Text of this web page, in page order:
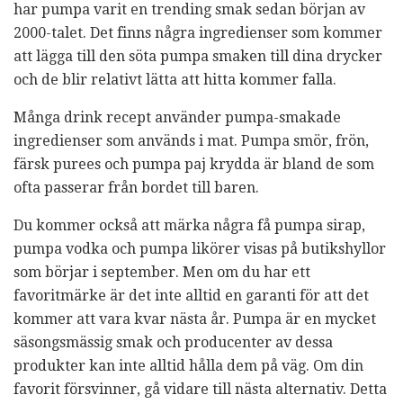
har pumpa varit en trending smak sedan början av
2000-talet. Det finns några ingredienser som kommer
att lägga till den söta pumpa smaken till dina drycker
och de blir relativt lätta att hitta kommer falla.
Många drink recept använder pumpa-smakade
ingredienser som används i mat. Pumpa smör, frön,
färsk purees och pumpa paj krydda är bland de som
ofta passerar från bordet till baren.
Du kommer också att märka några få pumpa sirap,
pumpa vodka och pumpa likörer visas på butikshyllor
som börjar i september. Men om du har ett
favoritmärke är det inte alltid en garanti för att det
kommer att vara kvar nästa år. Pumpa är en mycket
säsongsmässig smak och producenter av dessa
produkter kan inte alltid hålla dem på väg. Om din
favorit försvinner, gå vidare till nästa alternativ. Detta